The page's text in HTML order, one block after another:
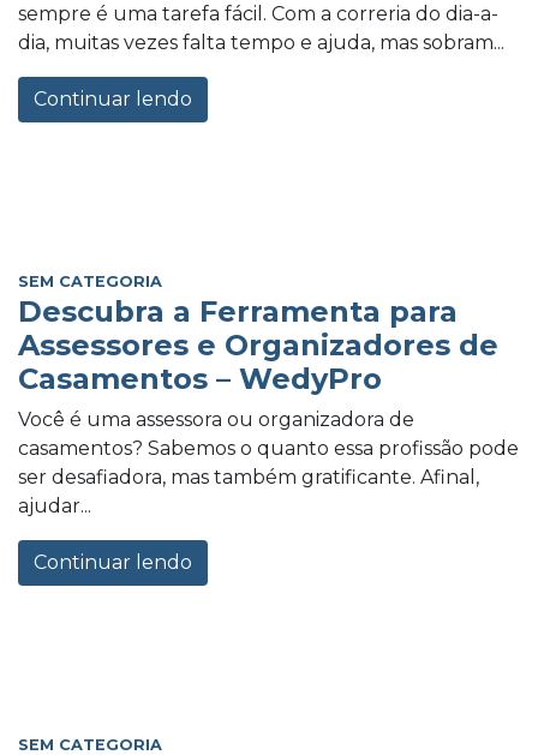
sempre é uma tarefa fácil. Com a correria do dia-a-
dia, muitas vezes falta tempo e ajuda, mas sobram...
Continuar lendo
SEM CATEGORIA
Descubra a Ferramenta para
Assessores e Organizadores de
Casamentos – WedyPro
Você é uma assessora ou organizadora de
casamentos? Sabemos o quanto essa profissão pode
ser desafiadora, mas também gratificante. Afinal,
ajudar...
Continuar lendo
SEM CATEGORIA